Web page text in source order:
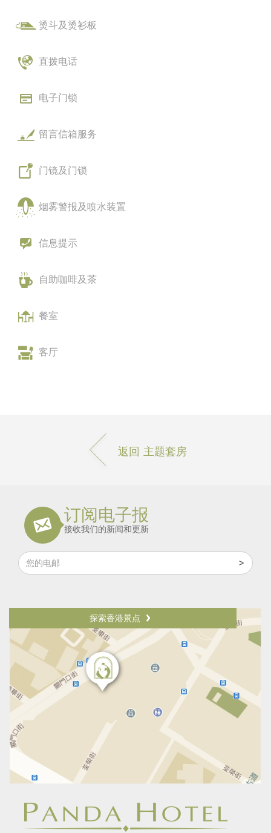
烫斗及烫衫板
直拨电话
电子门锁
留言信箱服务
门镜及门锁
烟雾警报及喷水装置
信息提示
自助咖啡及茶
餐室
客厅
返回 主题套房
订阅电子报
接收我们的新闻和更新
探索香港景点